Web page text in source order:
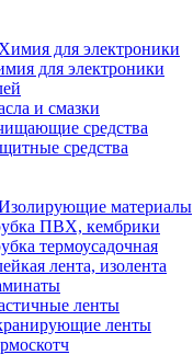
Химия для электроники
для электроники
и смазки
средства
средства
материалы
ПВХ, кембрики
термоусадочная
лента, изолента
ленты
ленты